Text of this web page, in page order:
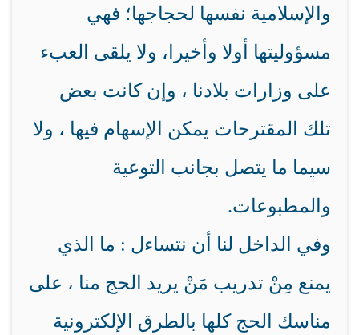
والإسلامية نفسها لحجاجها؛ فهي
مسؤوليتها أولا وأخيرا، ولا يلقى العبء
على وزارات بلادنا ، وإن كانت بعض
تلك المقترحات يمكن الإسهام فيها ، ولا
سيما ما يتصل بجانب التوعية
والمطبوعات.
وفي الداخل لنا أن نتساءل : ما الذي
يمنع مِنْ تدريب مَنْ يريد الحج منا ، على
مناسك الحج كلها بالطرق الإلكترونية